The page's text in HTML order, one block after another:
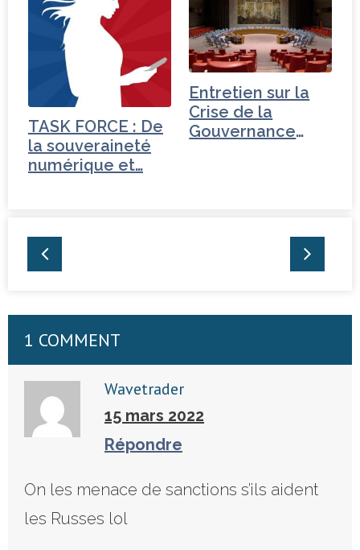
TASK FORCE : De
la souveraineté
numérique et…
Entretien sur la
Crise de la
Gouvernance
1 COMMENT
Wavetrader
15 mars 2022
Répondre
On les menace de sanctions s’ils aident
les Russes lol